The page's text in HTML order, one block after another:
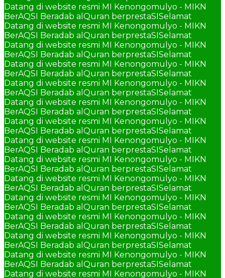
Datang di website resmi MI Kenongomulyo - MIKN
BerAQSI Beradab alQuran berprestaSISelamat
Datang di website resmi MI Kenongomulyo - MIKN
BerAQSI Beradab alQuran berprestaSISelamat
Datang di website resmi MI Kenongomulyo - MIKN
BerAQSI Beradab alQuran berprestaSISelamat
Datang di website resmi MI Kenongomulyo - MIKN
BerAQSI Beradab alQuran berprestaSISelamat
Datang di website resmi MI Kenongomulyo - MIKN
BerAQSI Beradab alQuran berprestaSISelamat
Datang di website resmi MI Kenongomulyo - MIKN
BerAQSI Beradab alQuran berprestaSISelamat
Datang di website resmi MI Kenongomulyo - MIKN
BerAQSI Beradab alQuran berprestaSISelamat
Datang di website resmi MI Kenongomulyo - MIKN
BerAQSI Beradab alQuran berprestaSISelamat
Datang di website resmi MI Kenongomulyo - MIKN
BerAQSI Beradab alQuran berprestaSISelamat
Datang di website resmi MI Kenongomulyo - MIKN
BerAQSI Beradab alQuran berprestaSISelamat
Datang di website resmi MI Kenongomulyo - MIKN
BerAQSI Beradab alQuran berprestaSISelamat
Datang di website resmi MI Kenongomulyo - MIKN
BerAQSI Beradab alQuran berprestaSISelamat
Datang di website resmi MI Kenongomulyo - MIKN
BerAQSI Beradab alQuran berprestaSISelamat
Datang di website resmi MI Kenongomulyo - MIKN
BerAQSI Beradab alQuran berprestaSISelamat
Datang di website resmi MI Kenongomulyo - MIKN